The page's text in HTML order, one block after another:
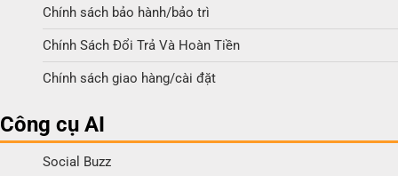
Chính sách bảo hành/bảo trì
Chính Sách Đổi Trả Và Hoàn Tiền
Chính sách giao hàng/cài đặt
Công cụ AI
Social Buzz